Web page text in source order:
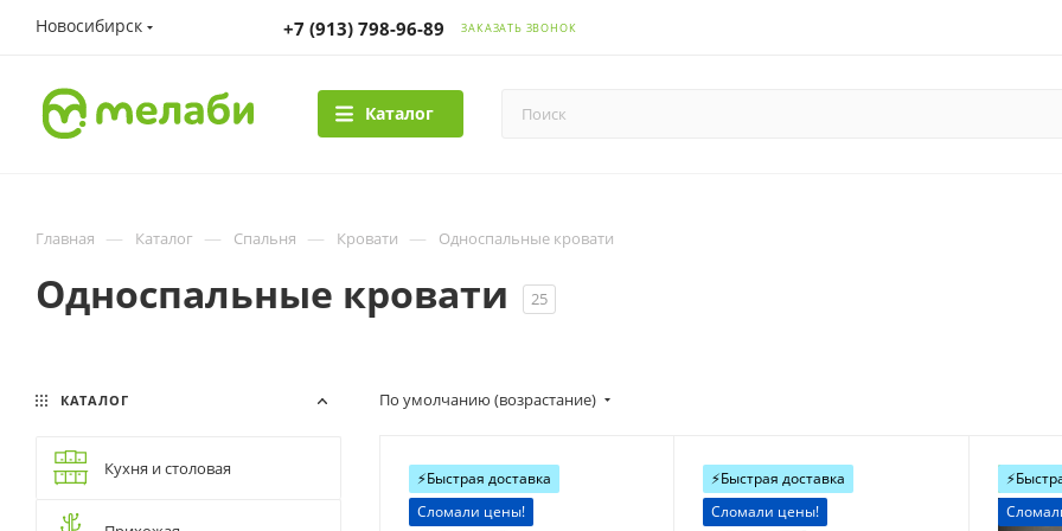
Новосибирск +7 (913) 798-96-89 ЗАКАЗАТЬ ЗВОНОК
Каталог
Главная — Каталог — Спальня — Кровати — Односпальные кровати
Односпальные кровати 25
По умолчанию (возрастание)
⚡️Быстрая доставка
Сломали цены!
⚡️Быстрая доставка
Сломали цены!
КАТАЛОГ
Кухня и столовая